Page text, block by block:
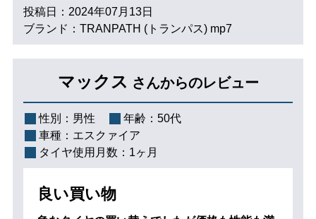
投稿日：2024年07月13日
ブランド：TRANPATH (トランパス) mp7
マックス さんからのレビュー
性別： 男性 年齢： 50代
車種： エスクァイア
タイヤ使用月数： 1ヶ月
良い買い物